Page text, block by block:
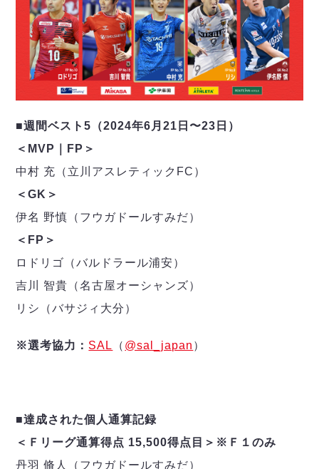
■週間ベスト5（2024年6月21日〜23日）
＜MVP｜FP＞
中村 充（立川アスレティックFC）
＜GK＞
伊名 野慎（フウガドールすみだ）
＜FP＞
ロドリゴ（バルドラール浦安）
吉川 智貴（名古屋オーシャンズ）
リシ（バサジィ大分）
※選考協力： SAL （ @sal_japan ）
■達成された個人通算記録
＜Ｆリーグ通算得点 15,500得点目＞※Ｆ１のみ
丹羽 脩人（フウガドールすみだ）